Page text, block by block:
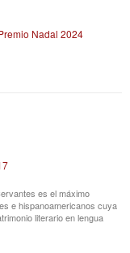
Nadal 2024
es el máximo
e hispanoamericanos cuya
literario en lengua